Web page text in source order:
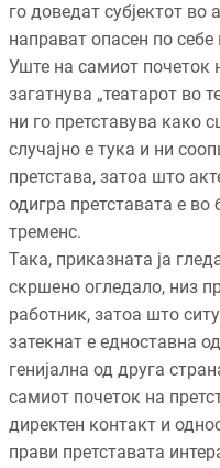
го доведат субјектот во
направат опасен по
Уште на самиот почеток
загатнува „театарот во
ни го претставува како
случајно е тука и ни
претстава, затоа што
одигра претставата е
тременс.
Така, приказната ја
скршено огледало, низ
работник, затоа што
затекнат е едноставна
генијална од друга
самиот почеток на
директен контакт и
прави претставата